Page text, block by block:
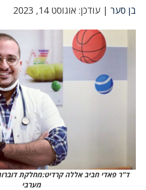
בן סער | עודכן: אוגוסט 14, 2023
ד"ר פאדי חביב אללה קרדיט:מחלקת
מערבי